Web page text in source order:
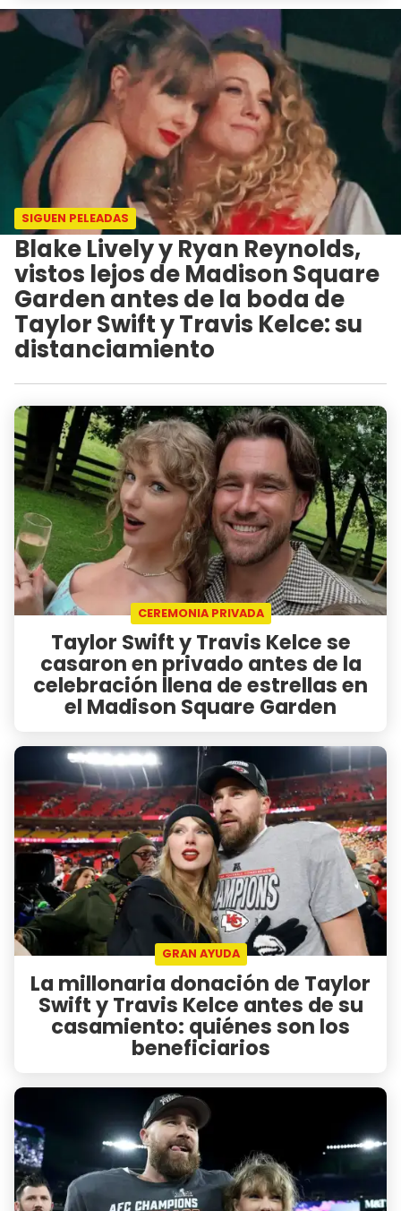
SIGUEN PELEADAS
Blake Lively y Ryan Reynolds,
vistos lejos de Madison Square
Garden antes de la boda de
Taylor Swift y Travis Kelce: su
distanciamiento
CEREMONIA PRIVADA
Taylor Swift y Travis Kelce se
casaron en privado antes de la
celebración llena de estrellas en
el Madison Square Garden
GRAN AYUDA
La millonaria donación de Taylor
Swift y Travis Kelce antes de su
casamiento: quiénes son los
beneficiarios